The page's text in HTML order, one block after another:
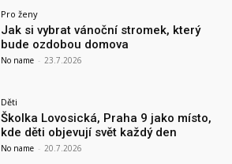
Pro ženy
Jak si vybrat vánoční stromek, který
bude ozdobou domova
No name - 23.7.2026
Děti
Školka Lovosická, Praha 9 jako místo,
kde děti objevují svět každý den
No name - 20.7.2026